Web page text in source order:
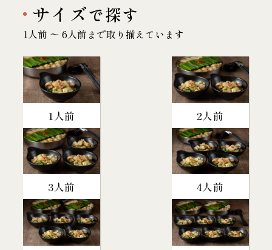
サイズで探す
1人前 〜 6人前まで取り揃えています
1人前 2人前
3人前 4人前